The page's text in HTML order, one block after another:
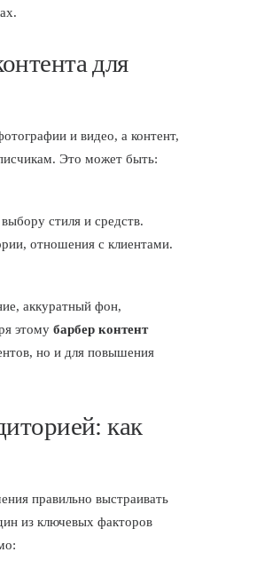
для
и видео, а контент,
Это может быть:
стиля и средств.
отношения с клиентами.
аккуратный фон,
этому барбер контент
но и для повышения
как
правильно выстраивать
из ключевых факторов